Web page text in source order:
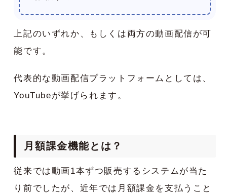
上記のいずれか、もしくは両方の動画配信が可
能です。
代表的な動画配信プラットフォームとしては、
YouTubeが挙げられます。
月額課金機能とは？
従来では動画1本ずつ販売するシステムが当た
り前でしたが、近年では月額課金を支払うこと